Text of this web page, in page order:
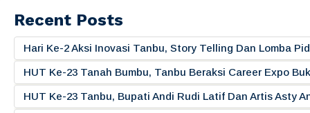
Recent Posts
Hari Ke-2 Aksi Inovasi Tanbu, Story Telling Dan Lomba
HUT Ke-23 Tanah Bumbu, Tanbu Beraksi Career Expo
HUT Ke-23 Tanbu, Bupati Andi Rudi Latif Dan Artis Asty